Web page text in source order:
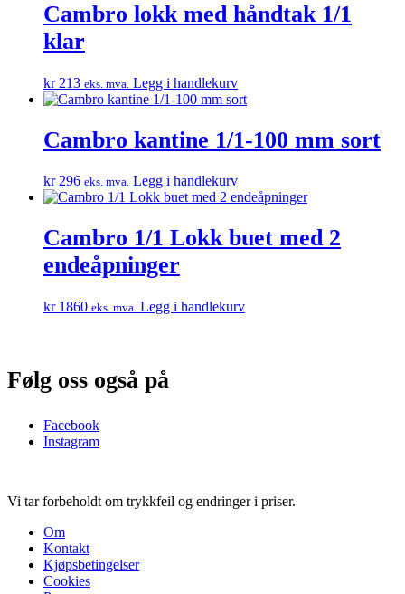
Cambro lokk med håndtak 1/1
klar
kr213 eks. mva. Legg i handlekurv
Cambro kantine 1/1-100 mm sort
kr296 eks. mva. Legg i handlekurv
Cambro 1/1 Lokk buet med 2
endeåpninger
kr1860 eks. mva. Legg i handlekurv
Følg oss også på
Facebook
Instagram
Vi tar forbeholdt om trykkfeil og endringer i priser.
Om
Kontakt
Kjøpsbetingelser
Cookies